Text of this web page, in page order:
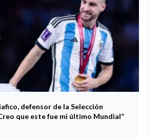
defensor de la Selección
que este fue mi último Mundial”